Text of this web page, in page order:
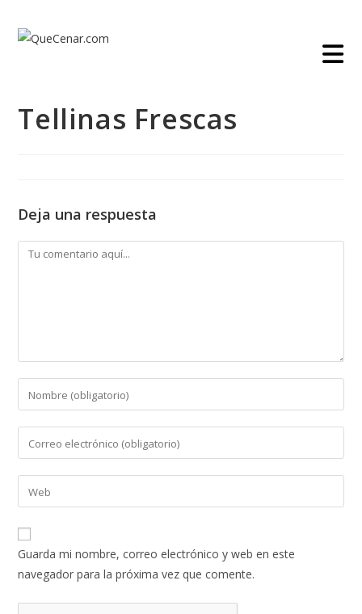
contenido
Tellinas Frescas
Deja una respuesta
Comentario
Introduce
tu
nombre
de
usuario
para
comentar
tu
dirección
de
electrónico
para
comentar
Introduce
la
URL
de
(opcional)
Guarda mi nombre, correo electrónico y web en este
navegador para la próxima vez que comente.